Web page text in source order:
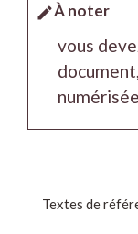
editÀ noter
vous
Textes de